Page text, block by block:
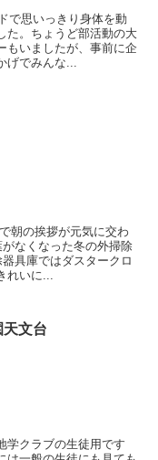
で思いっきり身体を動
た。ちょうど部活動の大
もいましたが、事前に企
でみんな...
朝の挨拶が元気に交わ
なくなった冬の外掃除
具庫ではダスタークロ
れいに...
文台
学クラブの生徒用です